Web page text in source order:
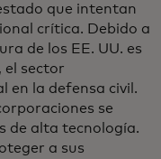
que intentan
crítica. Debido a
de los EE. UU. es
el sector
en la defensa civil.
se
de alta tecnología.
a sus